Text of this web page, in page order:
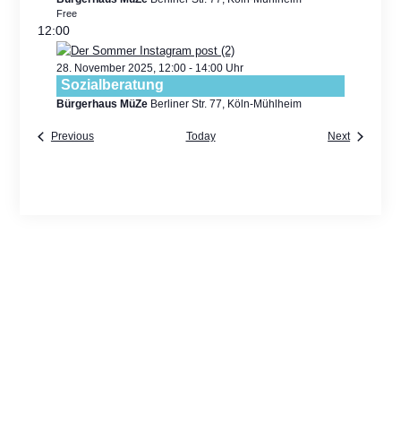
Free
12:00
28. November 2025, 12:00- 14:00
Sozialberatung
Bürgerhaus MüZe Berliner Str. 77, Köln-Mühlheim
Previous Today Next